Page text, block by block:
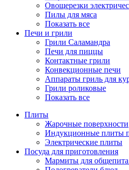
Овощерезки
Пилы для мяса
Показать все
Печи и грили
Грили Саламандра
Печи для пиццы
Контактные грили
Конвекционные печи
Аппараты гриль для
Грили роликовые
Показать все
Плиты
Жарочные поверхности
Индукционные плиты
Электрические плиты
Посуда для приготовления
Мармиты для общепита